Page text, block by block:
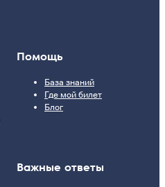
Помощь
База знаний
Где мой билет
Блог
Важные ответы